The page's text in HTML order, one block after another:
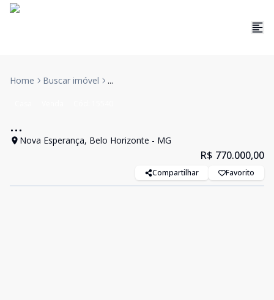
Home Buscar imóvel ...
...
Nova Esperança, Belo Horizonte - MG
R$ 770.000,00
Compartilhar Favorito